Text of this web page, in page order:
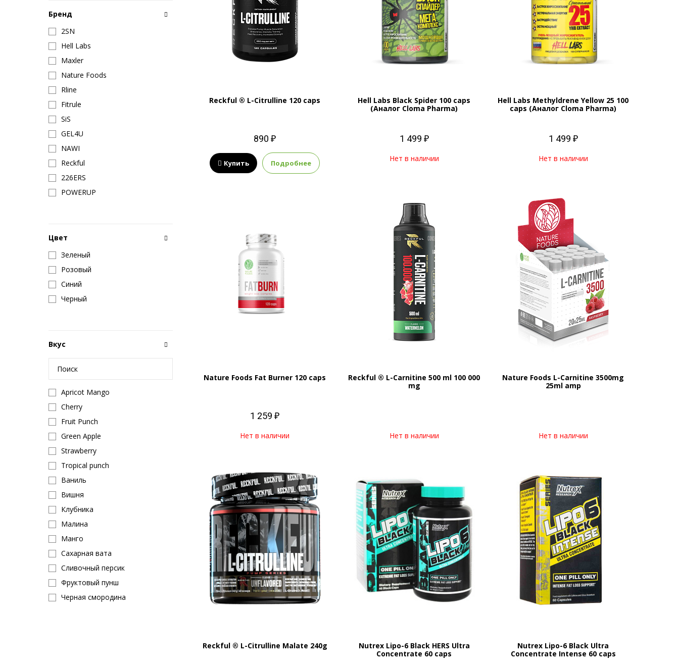
Бренд
2SN
Hell Labs
Maxler
Nature Foods
Rline
Fitrule
SiS
GEL4U
NAWI
Reckful
226ERS
POWERUP
Цвет
Зеленый
Розовый
Синий
Черный
Вкус
Apricot Mango
Cherry
Fruit Punch
Green Apple
Strawberry
Tropical punch
Ваниль
Вишня
Клубника
Малина
Манго
Сахарная вата
Сливочный персик
Фруктовый пунш
Черная смородина
Reckful ® L-Citrulline 120 caps
890 ₽
Купить Подробнее
Hell Labs Black Spider 100 caps
(Аналог Cloma Pharma)
1 499 ₽
Нет в наличии
Hell Labs Methyldrene Yellow 25 100
caps (Аналог Cloma Pharma)
1 499 ₽
Нет в наличии
Nature Foods Fat Burner 120 caps
1 259 ₽
Нет в наличии
Reckful ® L-Carnitine 500 ml 100 000
mg
Нет в наличии
Nature Foods L-Carnitine 3500mg
25ml amp
Нет в наличии
Reckful ® L-Citrulline Malate 240g
Nutrex Lipo-6 Black HERS Ultra
Concentrate 60 caps
Nutrex Lipo-6 Black Ultra
Concentrate Intense 60 caps